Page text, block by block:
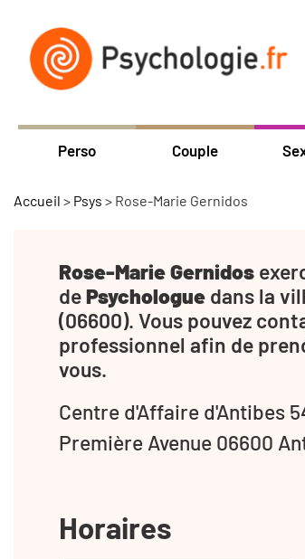
Perso Couple
Accueil > Psys > Rose-Marie Gernidos
Rose-Marie Gernidos
dePsychologue dans la
(06600). Vous pouvez
professionnel afin de
vous.
Centre d'Affaire d'Antibes
Première Avenue 06600
Horaires